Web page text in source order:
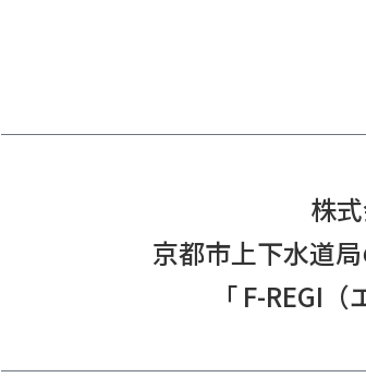
株
京都市上下水道
「 F-REGI